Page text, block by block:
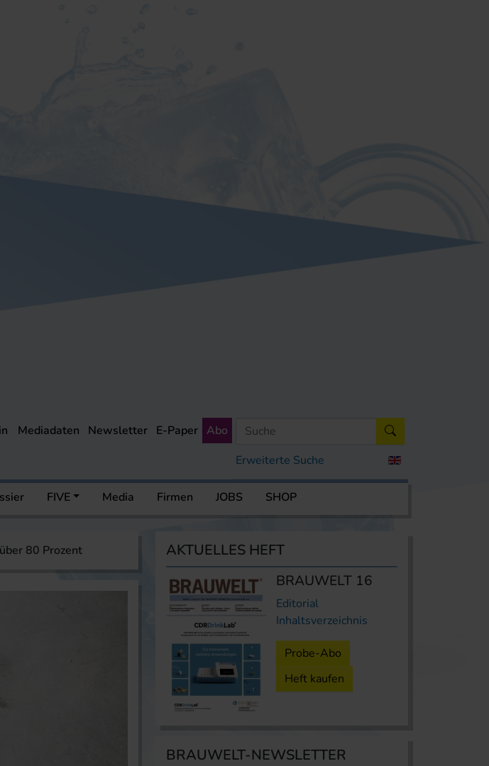
Erweiterte Suche
Mediadaten Newsletter E-Paper Abo
FIVE Media Firmen JOBS SHOP
80 Prozent AKTUELLES HEFT
BRAUWELT 16
Editorial
Inhaltsverzeichnis
Probe-Abo
Heft kaufen
BRAUWELT-NEWSLETTER